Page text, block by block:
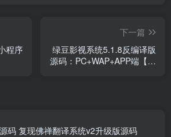
程序
下一篇
绿豆影视系统5.1.8反编译版
源码：PC+WAP+APP端【附
码 复现佛禅翻译系统v2升级版源码